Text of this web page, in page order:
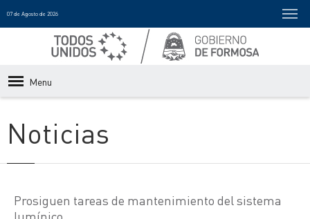
07 de Agosto de 2026
Menu
Noticias
Prosiguen tareas de mantenimiento del sistema